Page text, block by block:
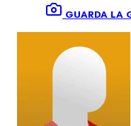
GUARDA LA